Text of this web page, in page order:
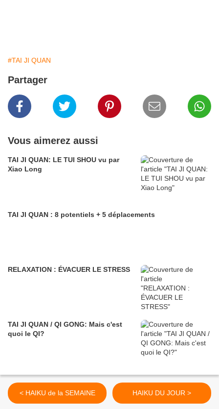
#TAI JI QUAN
Partager
Vous aimerez aussi
TAI JI QUAN: LE TUI SHOU vu par
Xiao Long
TAI JI QUAN : 8 potentiels + 5 déplacements
RELAXATION : ÉVACUER LE STRESS
TAI JI QUAN / QI GONG: Mais c'est
quoi le QI?
< HAIKU de la SEMAINE HAIKU DU JOUR >